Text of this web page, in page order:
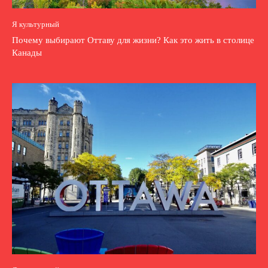
Я культурный
Почему выбирают Оттаву для жизни? Как это жить в столице
Канады